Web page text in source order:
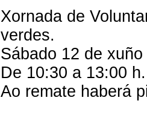
Xornada de
verdes.
Sábado 12 de
De 10:30 a 13:00 h.
Ao remate haberá